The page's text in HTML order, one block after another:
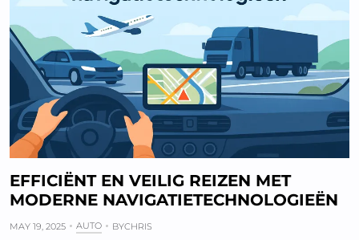
EFFICIËNT EN VEILIG REIZEN MET
MODERNE NAVIGATIETECHNOLOGIEËN
MAY 19, 2025 AUTO BYCHRIS